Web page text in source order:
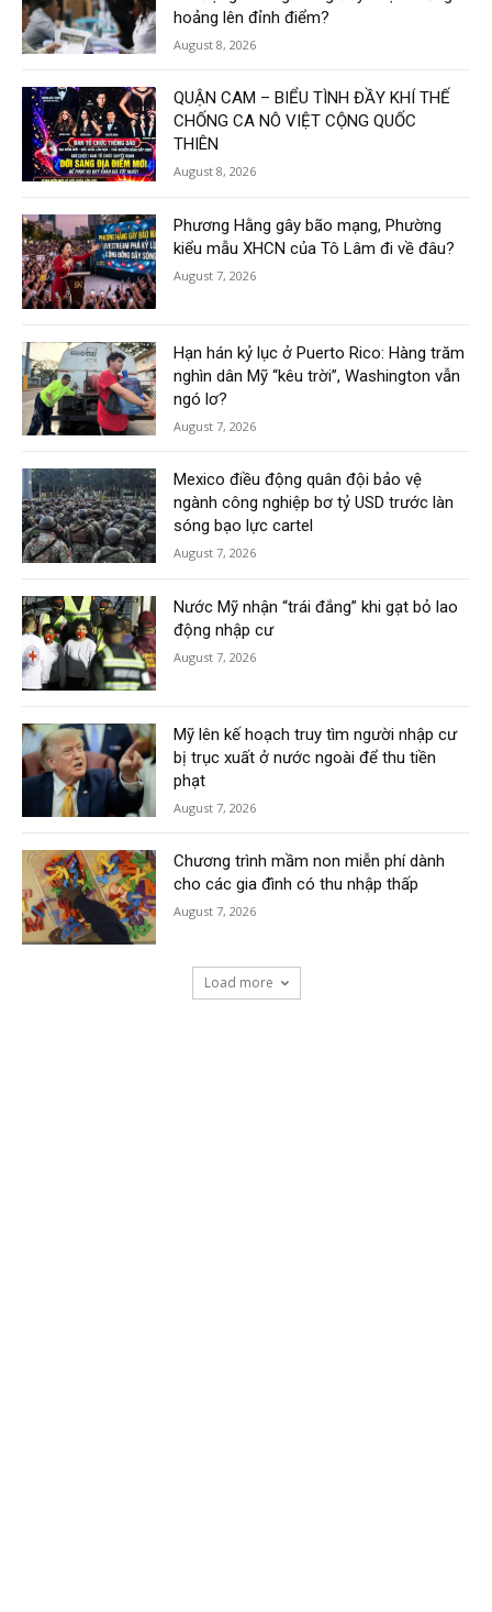
hoảng lên đỉnh điểm?
August 8, 2026
QUẬN CAM – BIỂU TÌNH ĐẦY KHÍ THẾ
CHỐNG CA NÔ VIỆT CỘNG QUỐC
THIÊN
August 8, 2026
Phương Hằng gây bão mạng, Phường
kiểu mẫu XHCN của Tô Lâm đi về đâu?
August 7, 2026
Hạn hán kỷ lục ở Puerto Rico: Hàng trăm
nghìn dân Mỹ “kêu trời”, Washington vẫn
ngó lơ?
August 7, 2026
Mexico điều động quân đội bảo vệ
ngành công nghiệp bơ tỷ USD trước làn
sóng bạo lực cartel
August 7, 2026
Nước Mỹ nhận “trái đắng” khi gạt bỏ lao
động nhập cư
August 7, 2026
Mỹ lên kế hoạch truy tìm người nhập cư
bị trục xuất ở nước ngoài để thu tiền
phạt
August 7, 2026
Chương trình mầm non miễn phí dành
cho các gia đình có thu nhập thấp
August 7, 2026
Load more